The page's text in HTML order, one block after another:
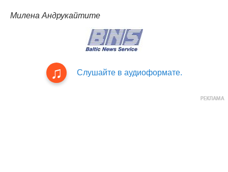
Милена Андрукайтите
Слушайте в аудиоформате.